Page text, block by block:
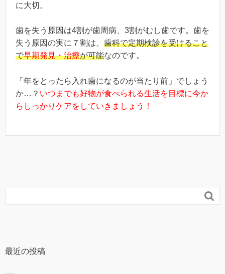
に大切。
歯を失う原因は4割が歯周病、3割がむし歯です。歯を
失う原因の実に７割は、 歯科で定期検診を受けること
で早期発見・治療が可能なのです。
「年をとったら入れ歯になるのが当たり前」でしょう
か…？ いつまでも好物が食べられる生活を目標に今か
らしっかりケアをしていきましょう！

最近の投稿